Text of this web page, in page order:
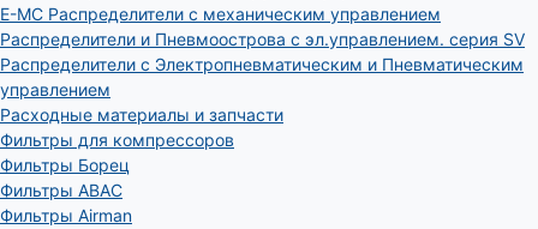
E-MC Распределители с механическим управлением
Распределители и Пневмоострова с эл.управлением. серия SV
Распределители с Электропневматическим и Пневматическим
управлением
Расходные материалы и запчасти
Фильтры для компрессоров
Фильтры Борец
Фильтры ABAC
Фильтры Airman